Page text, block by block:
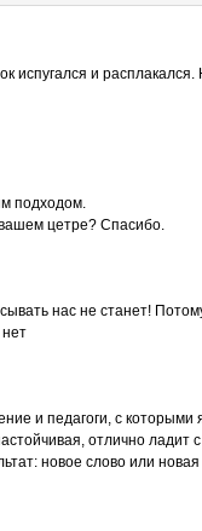
и
подходом.
цетре? Спасибо.
нас не станет!
и педагоги, с
отлично ладит
новое слово или